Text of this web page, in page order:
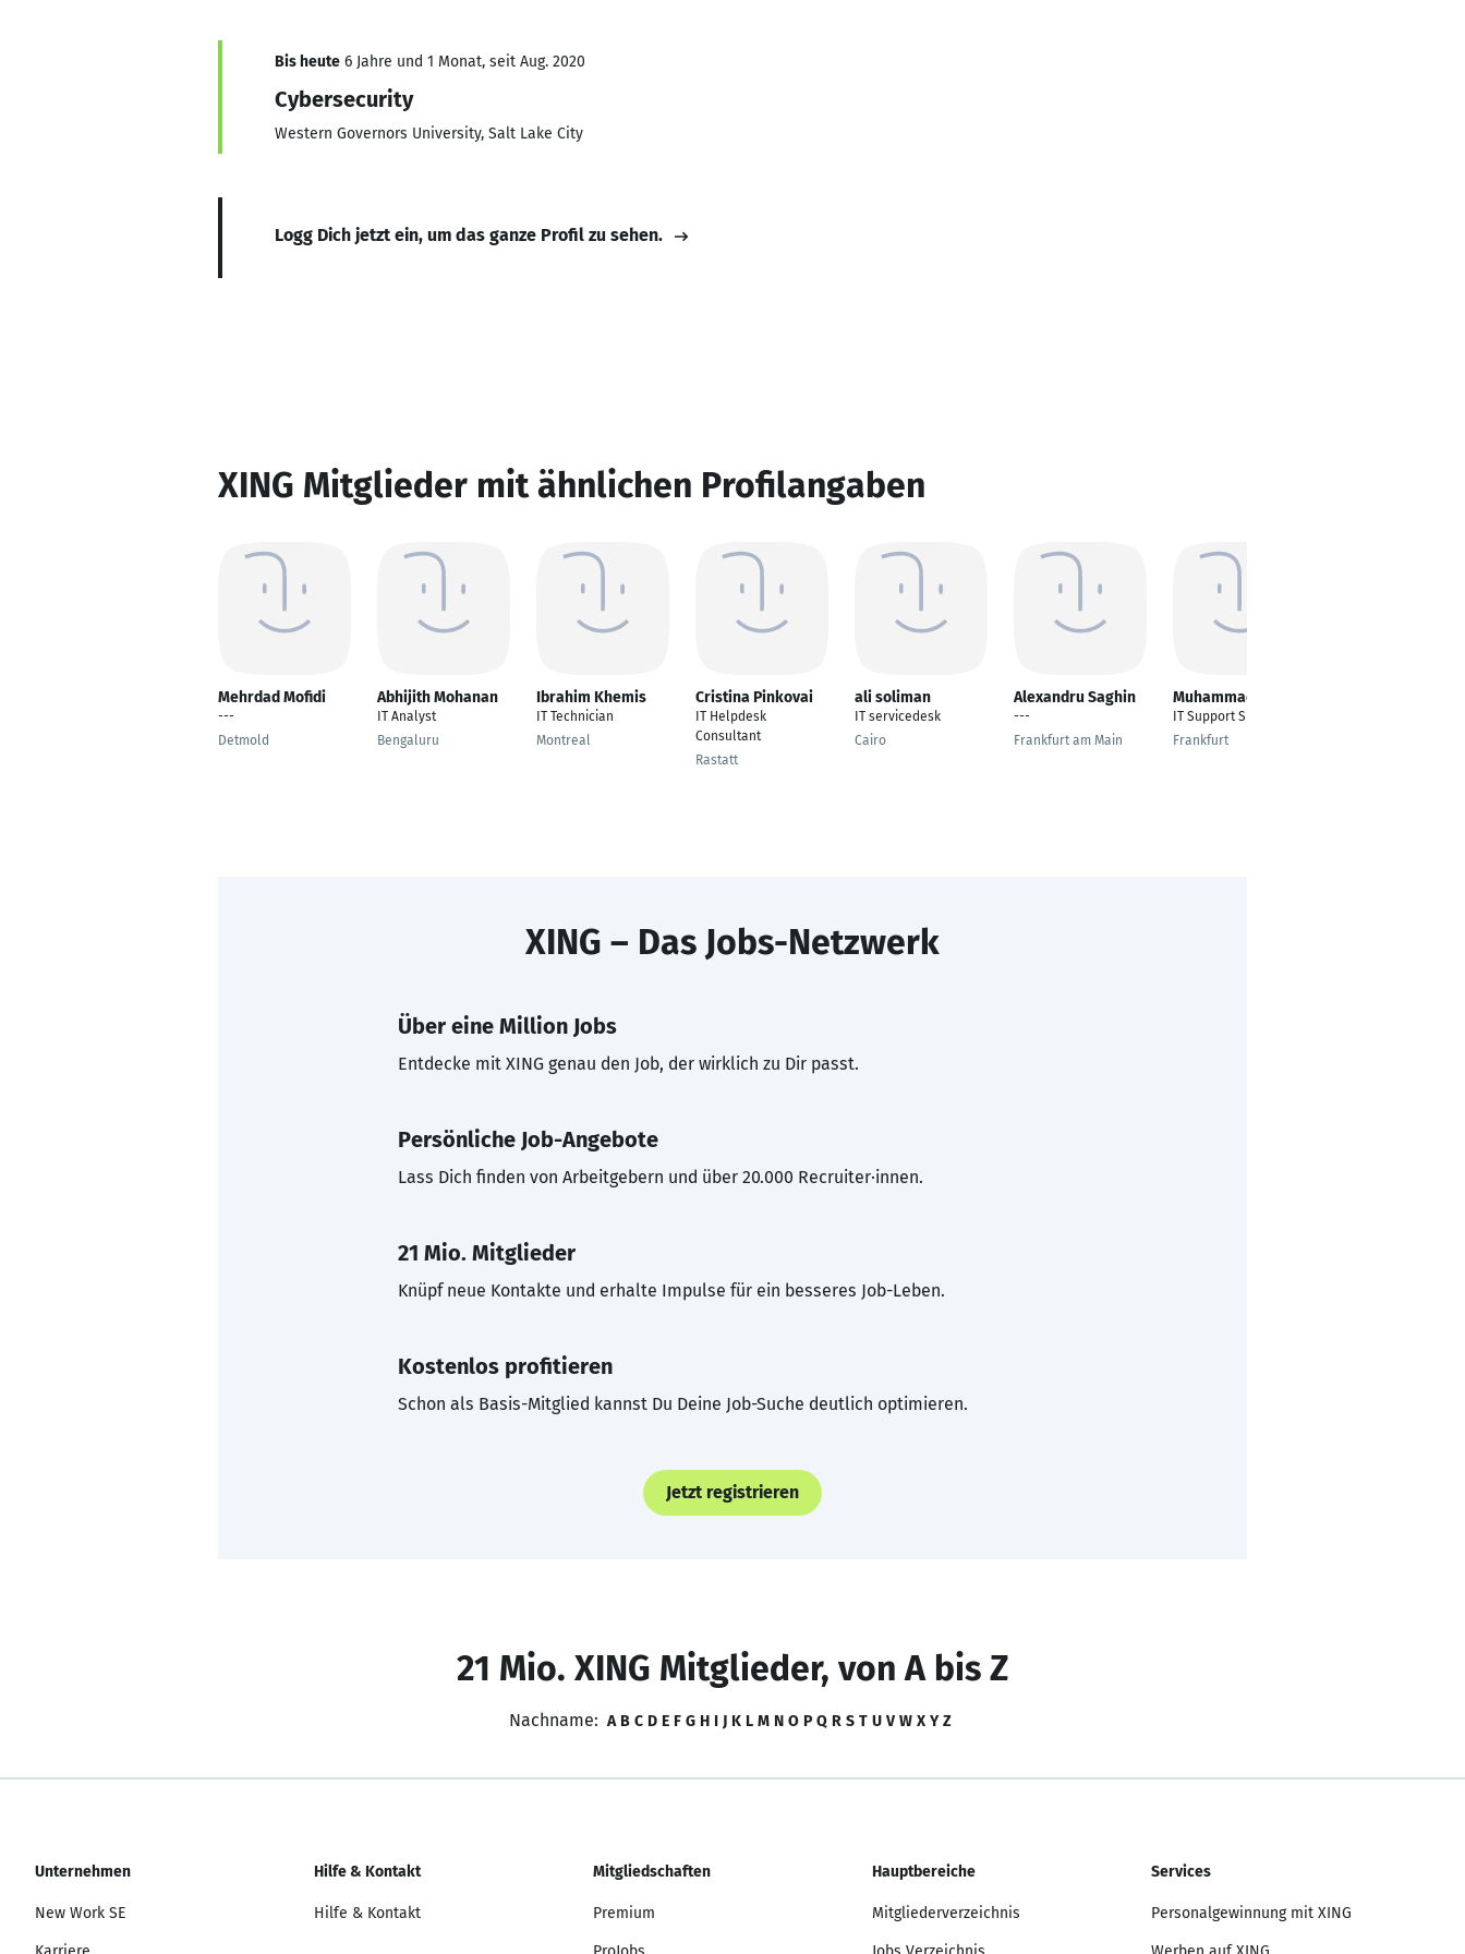
Bis heute 6 Jahre und 1 Monat, seit Aug. 2020
Cybersecurity
Western Governors University, Salt Lake City
Logg Dich jetzt ein, um das ganze Profil zu sehen.
XING Mitglieder mit ähnlichen Profilangaben
Mehrdad Mofidi
---
Detmold
Abhijith Mohanan
IT Analyst
Bengaluru
Ibrahim Khemis
IT Technician
Montreal
Cristina Pinkovai
IT Helpdesk
Consultant
Rastatt
ali soliman
IT servicedesk
Cairo
Alexandru Saghin
---
Frankfurt am Main
Muhammad Ali
IT Support Specialist
Frankfurt
XING – Das Jobs-Netzwerk
Über eine Million Jobs
Entdecke mit XING genau den Job, der wirklich zu Dir passt.
Persönliche Job-Angebote
Lass Dich finden von Arbeitgebern und über 20.000 Recruiter·innen.
21 Mio. Mitglieder
Knüpf neue Kontakte und erhalte Impulse für ein besseres Job-Leben.
Kostenlos profitieren
Schon als Basis-Mitglied kannst Du Deine Job-Suche deutlich optimieren.
Jetzt registrieren
21 Mio. XING Mitglieder, von A bis Z
Nachname: A B C D E F G H I J K L M N O P Q R S T U V W X Y Z
Unternehmen
New Work SE
Hilfe & Kontakt
Hilfe & Kontakt
Mitgliedschaften
Premium
Hauptbereiche
Mitgliederverzeichnis
Services
Personalgewinnung mit XING